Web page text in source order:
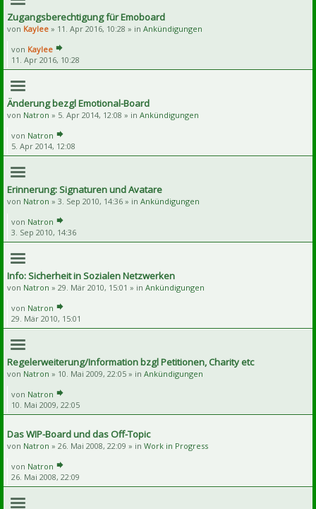
Zugangsberechtigung für Emoboard
von Kaylee » 11. Apr 2016, 10:28 » in Ankündigungen
von Kaylee
11. Apr 2016, 10:28
Änderung bezgl Emotional-Board
von Natron » 5. Apr 2014, 12:08 » in Ankündigungen
von Natron
5. Apr 2014, 12:08
Erinnerung: Signaturen und Avatare
von Natron » 3. Sep 2010, 14:36 » in Ankündigungen
von Natron
3. Sep 2010, 14:36
Info: Sicherheit in Sozialen Netzwerken
von Natron » 29. Mär 2010, 15:01 » in Ankündigungen
von Natron
29. Mär 2010, 15:01
Regelerweiterung/Information bzgl Petitionen, Charity etc
von Natron » 10. Mai 2009, 22:05 » in Ankündigungen
von Natron
10. Mai 2009, 22:05
Das WIP-Board und das Off-Topic
von Natron » 26. Mai 2008, 22:09 » in Work in Progress
von Natron
26. Mai 2008, 22:09